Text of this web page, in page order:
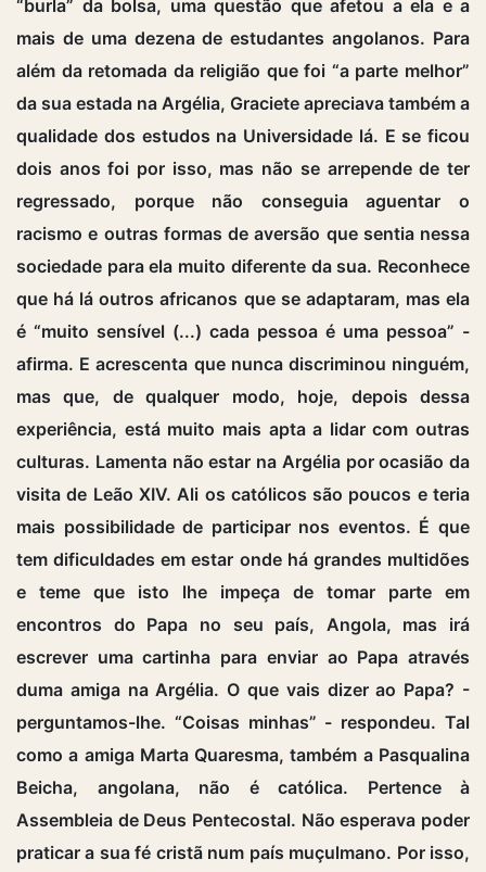
“burla” da bolsa, uma questão que afetou a ela e a
mais de uma dezena de estudantes angolanos. Para
além da retomada da religião que foi “a parte melhor”
da sua estada na Argélia, Graciete apreciava também a
qualidade dos estudos na Universidade lá. E se ficou
dois anos foi por isso, mas não se arrepende de ter
regressado, porque não conseguia aguentar o
racismo e outras formas de aversão que sentia nessa
sociedade para ela muito diferente da sua. Reconhece
que há lá outros africanos que se adaptaram, mas ela
é “muito sensível (...) cada pessoa é uma pessoa” -
afirma. E acrescenta que nunca discriminou ninguém,
mas que, de qualquer modo, hoje, depois dessa
experiência, está muito mais apta a lidar com outras
culturas. Lamenta não estar na Argélia por ocasião da
visita de Leão XIV. Ali os católicos são poucos e teria
mais possibilidade de participar nos eventos. É que
tem dificuldades em estar onde há grandes multidões
e teme que isto lhe impeça de tomar parte em
encontros do Papa no seu país, Angola, mas irá
escrever uma cartinha para enviar ao Papa através
duma amiga na Argélia. O que vais dizer ao Papa? -
perguntamos-lhe. “Coisas minhas” - respondeu. Tal
como a amiga Marta Quaresma, também a Pasqualina
Beicha, angolana, não é católica. Pertence à
Assembleia de Deus Pentecostal. Não esperava poder
praticar a sua fé cristã num país muçulmano. Por isso,